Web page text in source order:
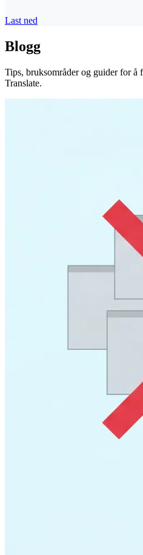
Last ned
Blogg
Tips, bruksområder og guider for å
Translate.